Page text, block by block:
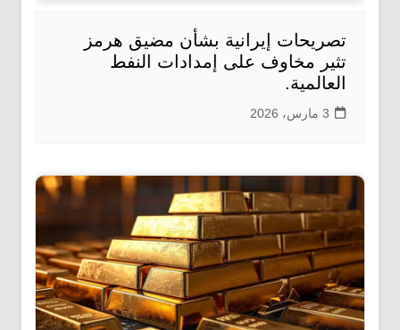
تصريحات إيرانية بشأن مضيق هرمز
تثير مخاوف على إمدادات النفط
العالمية.
3 مارس، 2026